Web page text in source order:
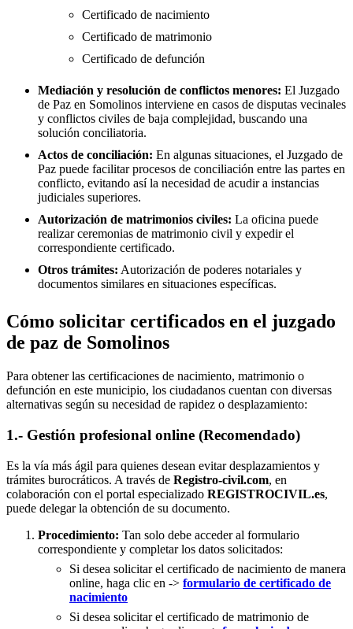
Certificado de nacimiento
Certificado de matrimonio
Certificado de defunción
Mediación y resolución de conflictos menores: El Juzgado
de Paz en Somolinos interviene en casos de disputas vecinales
y conflictos civiles de baja complejidad, buscando una
solución conciliatoria.
Actos de conciliación: En algunas situaciones, el Juzgado de
Paz puede facilitar procesos de conciliación entre las partes en
conflicto, evitando así la necesidad de acudir a instancias
judiciales superiores.
Autorización de matrimonios civiles: La oficina puede
realizar ceremonias de matrimonio civil y expedir el
correspondiente certificado.
Otros trámites: Autorización de poderes notariales y
documentos similares en situaciones específicas.
Cómo solicitar certificados en el juzgado
de paz de Somolinos
Para obtener las certificaciones de nacimiento, matrimonio o
defunción en este municipio, los ciudadanos cuentan con diversas
alternativas según su necesidad de rapidez o desplazamiento:
1.- Gestión profesional online (Recomendado)
Es la vía más ágil para quienes desean evitar desplazamientos y
trámites burocráticos. A través de Registro-civil.com, en
colaboración con el portal especializado REGISTROCIVIL.es,
puede delegar la obtención de su documento.
Procedimiento: Tan solo debe acceder al formulario
correspondiente y completar los datos solicitados:
Si desea solicitar el certificado de nacimiento de manera
online, haga clic en -> formulario de certificado de
nacimiento
Si desea solicitar el certificado de matrimonio de